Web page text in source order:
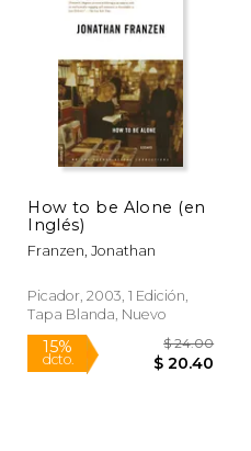
15%
dcto.
Rápido
How to be Alone (en
Inglés)
Franzen, Jonathan
Picador, 2003, 1 Edición,
Tapa Blanda, Nuevo